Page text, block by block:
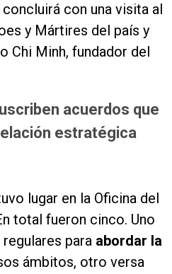
con una visita al
y Mártires del país y
Chi Minh, fundador del
acuerdos que
estratégica
lugar en la Oficina del
total fueron cinco. Uno
para abordar la
ámbitos, otro versa